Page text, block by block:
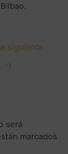
siguiente
→
será
marcados